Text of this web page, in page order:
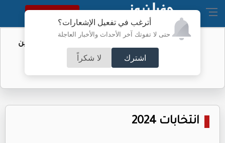
أترغب في تفعيل الإشعارات؟
حتى لا تفوتك آخر الأحداث والأخبار العاجلة
اشترك لا شكراً
النسخة الكاملة
عقوبات بالجملة على الفيصلي والحسين
انتخابات 2024